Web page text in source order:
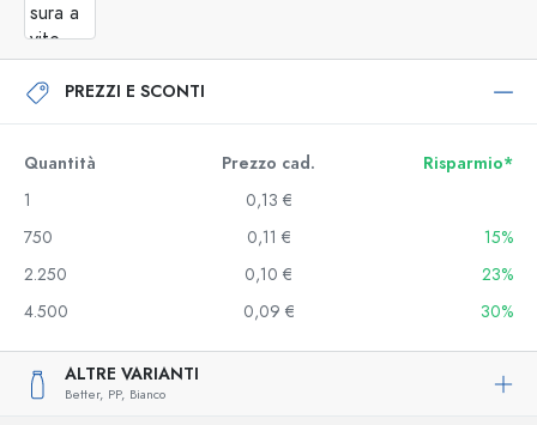
PREZZI E SCONTI
Quantità Prezzo cad.
Risparmio*
1
0,13 €
750
0,11 €
15%
2.250
0,10 €
23%
4.500
0,09 € 30%
ALTRE VARIANTI
Better, PP, Bianco